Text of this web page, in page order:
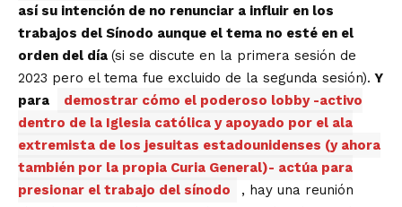
así su intención de no renunciar a influir en los
trabajos del Sínodo aunque el tema no esté en el
orden del día (si se discute en la primera sesión de
2023 pero el tema fue excluido de la segunda sesión). Y
para
demostrar cómo el poderoso lobby -activo
dentro de la Iglesia católica y apoyado por el ala
extremista de los jesuitas estadounidenses (y ahora
también por la propia Curia General)- actúa para
presionar el trabajo del sínodo
, hay una reunión